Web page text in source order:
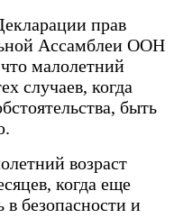
прав
Ассамблеи ООН
что малолетний
случаев, когда
быть
возраст
когда еще
в безопасности и